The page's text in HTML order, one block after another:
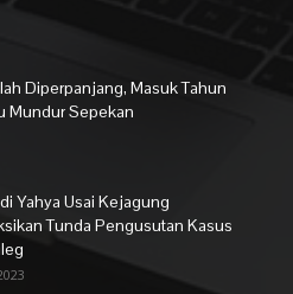
Diperpanjang, Masuk Tahun
Mundur Sepekan
Yahya Usai Kejagung
Tunda Pengusutan Kasus